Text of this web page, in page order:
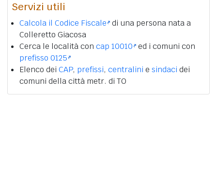
Servizi utili
Calcola il Codice Fiscale di una persona nata a
Colleretto Giacosa
Cerca le località con cap 10010 ed i comuni con
prefisso 0125
Elenco dei CAP, prefissi, centralini e sindaci dei
comuni della città metr. di TO